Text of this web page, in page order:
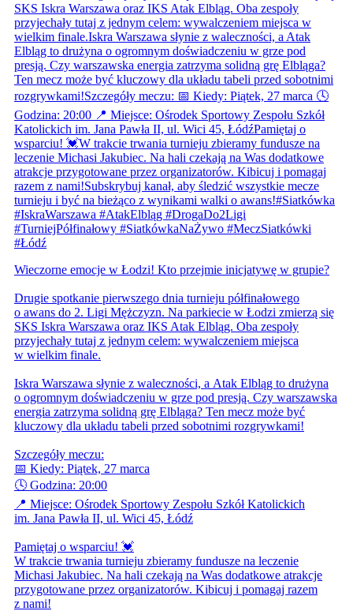
Wieczorne emocje w Łodzi! Kto przejmie inicjatywę w grupie?
Drugie spotkanie pierwszego dnia turnieju półfinałowego
o awans do 2. Ligi Mężczyzn. Na parkiecie w Łodzi zmierzą się
SKS Iskra Warszawa oraz IKS Atak Elbląg. Oba zespoły
przyjechały tutaj z jednym celem: wywalczeniem miejsca
w wielkim finale.
Iskra Warszawa słynie z waleczności, a Atak Elbląg to drużyna
o ogromnym doświadczeniu w grze pod presją. Czy warszawska
energia zatrzyma solidną grę Elbląga? Ten mecz może być
kluczowy dla układu tabeli przed sobotnimi rozgrywkami!
Szczegóły meczu:
📅 Kiedy: Piątek, 27 marca
🕓 Godzina: 20:00
📍 Miejsce: Ośrodek Sportowy Zespołu Szkół Katolickich
im. Jana Pawła II, ul. Wici 45, Łódź
Pamiętaj o wsparciu! 💓
W trakcie trwania turnieju zbieramy fundusze na leczenie
Michasi Jakubiec. Na hali czekają na Was dodatkowe atrakcje
przygotowane przez organizatorów. Kibicuj i pomagaj razem
z nami!